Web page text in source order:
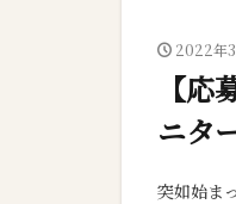
2022年
【
ニタ
突如始ま